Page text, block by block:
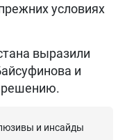
условиях
выразили
и
решению.
и инсайды